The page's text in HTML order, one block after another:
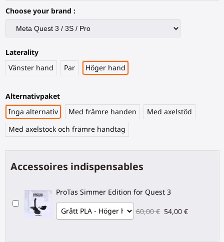
Choose your brand :
Laterality
Vänster hand
Par Höger hand
Alternativpaket
Inga alternativ
Med främre handen
Med axelstöd
Med axelstock och främre handtag
Accessoires indispensables
ProTas Simmer Edition for Quest 3
60,00 € 54,00 €